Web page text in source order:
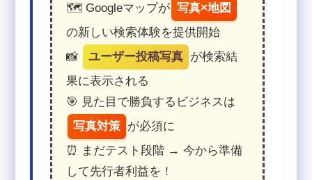
🗺️ Googleマップが 写真×地図
の新しい検索体験を提供開始
📸
ユーザー投稿写真 が検索結
果に表示される
🎯 見た目で勝負するビジネスは
写真対策 が必須に
⏰ まだテスト段階 → 今から準備
して先行者利益を！